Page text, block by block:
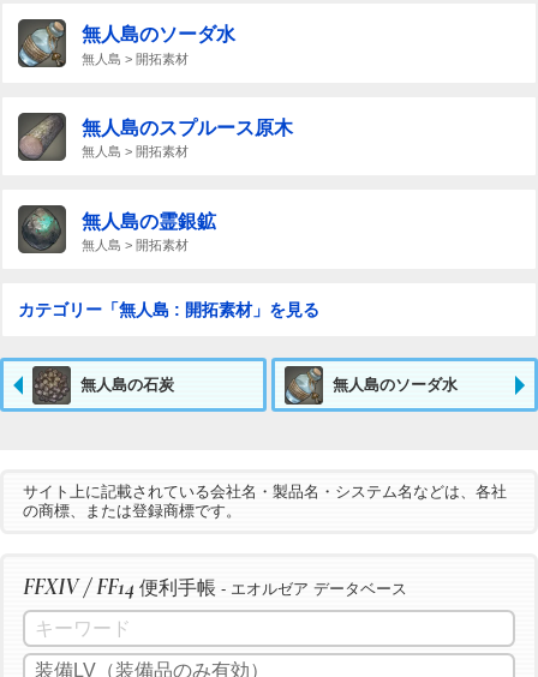
無人島のソーダ水
無人島 > 開拓素材
無人島のスプルース原木
無人島 > 開拓素材
無人島の霊銀鉱
無人島 > 開拓素材
カテゴリー「無人島 : 開拓素材」を見る
無人島の石炭 無人島のソーダ水
サイト上に記載されている会社名・製品名・システム名などは、各社
の商標、または登録商標です。
FFXIV / FF14 便利手帳 - エオルゼア データベース